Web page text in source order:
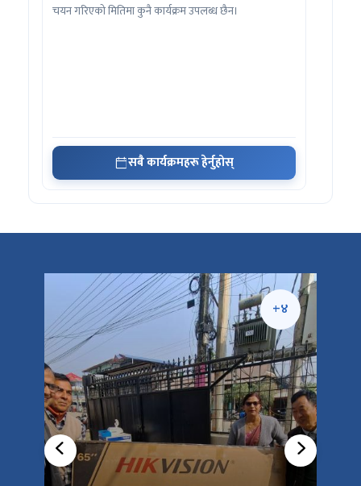
चयन गरिएको मितिमा कुनै कार्यक्रम उपलब्ध छैन।
सबै कार्यक्रमहरू हेर्नुहोस्
+४